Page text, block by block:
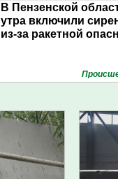
В Пензенской
утра включили
из-за ракетной